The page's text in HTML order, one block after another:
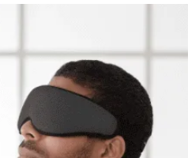
ます。なお、LINEお友だち限
いたします。詳細は下記公式
JAPAN 公式LINE】
いいたします。Ostrichpillow